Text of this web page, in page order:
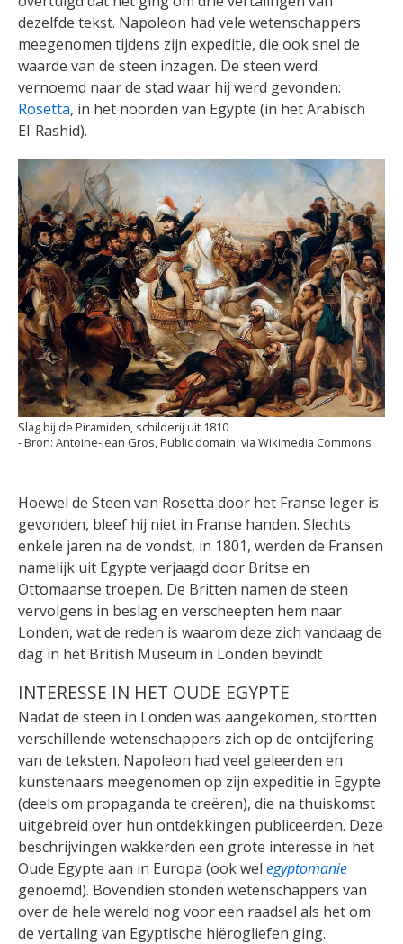
dezelfde tekst. Napoleon had vele wetenschappers
meegenomen tijdens zijn expeditie, die ook snel de
waarde van de steen inzagen. De steen werd
vernoemd naar de stad waar hij werd gevonden:
Rosetta, in het noorden van Egypte (in het Arabisch
El-Rashid).
Slag bij de Piramiden, schilderij uit 1810
Antoine-Jean Gros, Public domain, via Wikimedia Commons
Hoewel de Steen van Rosetta door het Franse leger is
gevonden, bleef hij niet in Franse handen. Slechts
enkele jaren na de vondst, in 1801, werden de Fransen
namelijk uit Egypte verjaagd door Britse en
Ottomaanse troepen. De Britten namen de steen
vervolgens in beslag en verscheepten hem naar
Londen, wat de reden is waarom deze zich vandaag de
dag in het British Museum in Londen bevindt
INTERESSE IN HET OUDE EGYPTE
Nadat de steen in Londen was aangekomen, stortten
verschillende wetenschappers zich op de ontcijfering
van de teksten. Napoleon had veel geleerden en
kunstenaars meegenomen op zijn expeditie in Egypte
(deels om propaganda te creëren), die na thuiskomst
uitgebreid over hun ontdekkingen publiceerden. Deze
beschrijvingen wakkerden een grote interesse in het
Oude Egypte aan in Europa (ook wel egyptomanie
genoemd). Bovendien stonden wetenschappers van
over de hele wereld nog voor een raadsel als het om
de vertaling van Egyptische hiërogliefen ging.